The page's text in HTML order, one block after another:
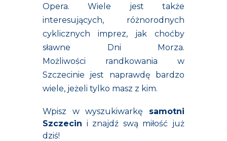
Opera. Wiele jest także
interesujących, różnorodnych
cyklicznych imprez, jak choćby
sławne Dni Morza.
Możliwości randkowania w
Szczecinie jest naprawdę bardzo
wiele, jeżeli tylko masz z kim.
Wpisz w wyszukiwarkę samotni
Szczecin i znajdź swą miłość już
dziś!